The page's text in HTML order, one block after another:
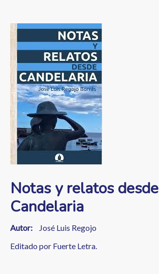
de
ayuda
a
la
navegación
Image
Notas y relatos desde
Candelaria
Autor
José Luis Regojo
Editado por Fuerte Letra.